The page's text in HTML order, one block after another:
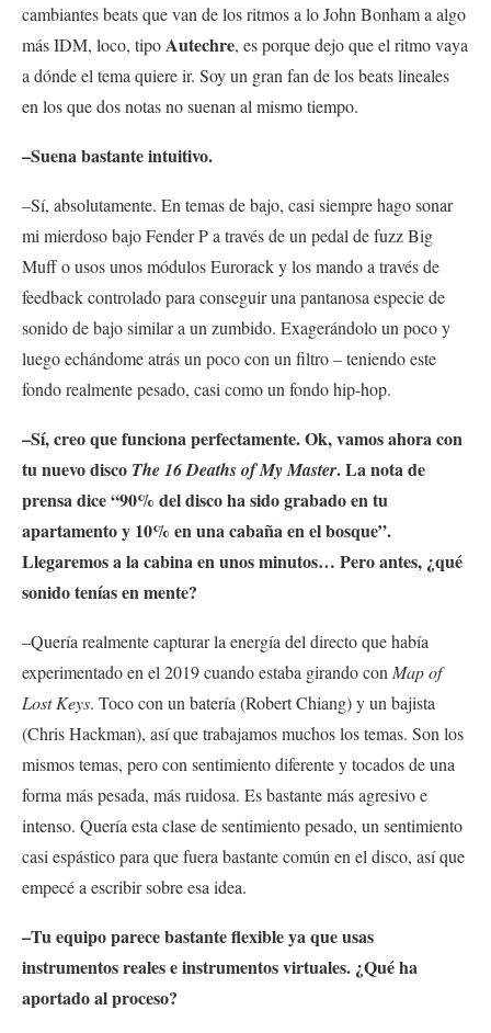
cambiantes beats que van de los ritmos a lo John Bonham a algo
más IDM, loco, tipoAutechre, es porque dejo que el ritmo vaya
a dónde el tema quiere ir. Soy un gran fan de los beats lineales
en los que dos notas no suenan al mismo tiempo.
–Suena bastante intuitivo.
–Sí, absolutamente. En temas de bajo, casi siempre hago sonar
mi mierdoso bajo Fender P a través de un pedal de fuzz Big
Muff o usos unos módulos Eurorack y los mando a través de
feedback controlado para conseguir una pantanosa especie de
sonido de bajo similar a un zumbido. Exagerándolo un poco y
luego echándome atrás un poco con un filtro – teniendo este
fondo realmente pesado, casi como un fondo hip-hop.
–Sí, creo que funciona perfectamente. Ok, vamos ahora con
tu nuevo disco The 16 Deaths of My Master. La nota de
prensa dice “90% del disco ha sido grabado en tu
apartamento y 10% en una cabaña en el bosque”.
Llegaremos a la cabina en unos minutos… Pero antes, ¿qué
sonido tenías en mente?
–Quería realmente capturar la energía del directo que había
experimentado en el 2019 cuando estaba girando con Map of
Lost Keys. Toco con un batería (Robert Chiang) y un bajista
(Chris Hackman), así que trabajamos muchos los temas. Son los
mismos temas, pero con sentimiento diferente y tocados de una
forma más pesada, más ruidosa. Es bastante más agresivo e
intenso. Quería esta clase de sentimiento pesado, un sentimiento
casi espástico para que fuera bastante común en el disco, así que
empecé a escribir sobre esa idea.
–Tu equipo parece bastante flexible ya que usas
instrumentos reales e instrumentos virtuales. ¿Qué ha
aportado al proceso?